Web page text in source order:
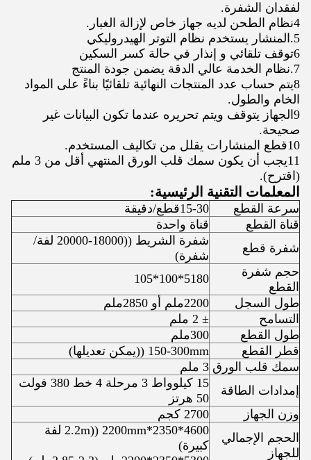
لفقدان الشفرة.
4نظام الطحن لديه جهاز خاص لإزالة الغبار.
5.المنشار يستخدم نظام التوتر الهيدروليكي
6توقف تلقائي و إنذار في حالة كسر السكين
7.نظام الخدمة عالي الدقة يضمن جودة المنتج
8يتم حساب عدد المنتجات النهائية تلقائيًا بناءً على المواد
الخام والطول.
9الجهاز يتوقف ويتم تحريره عندما تكون البيانات غير
صحيحة.
10قطع المنشارات يقلل من تكاليف المستخدم.
11يجب أن يكون سمك قلب الورق المنتهي أقل من 3 ملم
(اقترح).
المعلمات التقنية الرئيسية:
سرعة القطع
15-30قطع/دقيقة
قناة القطع
قناة واحدة
شفرة قطع
شفرة الشريط ((18000-20000 لفة/
شفرة)
حجم شفرة
القطع
5180*100*105
طول السجل
2200ملم أو 2850ملم
التسامح
± 2 ملم
طول القطع
300ملم
قطر القطع
150-300mm ((يمكن تعديلها)
سمك قلب الورق 3 ملم
إمدادات الطاقة
15 كيلوواط 3 مرحلة 4 خط 380 فولت
50 هرتز
وزن الجهاز
2700 كجم
الحجم الإجمالي
للجهاز
4600*2350*2200mm ((2.2m لفة
كبيرة)